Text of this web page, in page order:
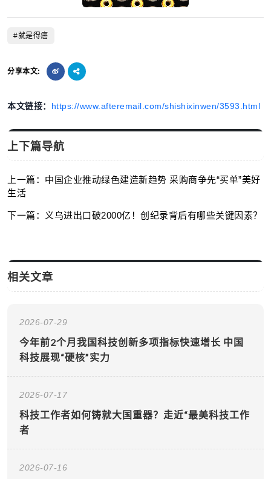
#就是得癌
分享本文:
本文链接： https://www.afteremail.com/shishixinwen/3593.html
上下篇导航
上一篇：中国企业推动绿色建造新趋势 采购商争先“买单”美好
生活
下一篇：义乌进出口破2000亿！创纪录背后有哪些关键因素？
相关文章
2026-07-29
今年前2个月我国科技创新多项指标快速增长 中国
科技展现“硬核”实力
2026-07-17
科技工作者如何铸就大国重器？走近“最美科技工作
者
2026-07-16